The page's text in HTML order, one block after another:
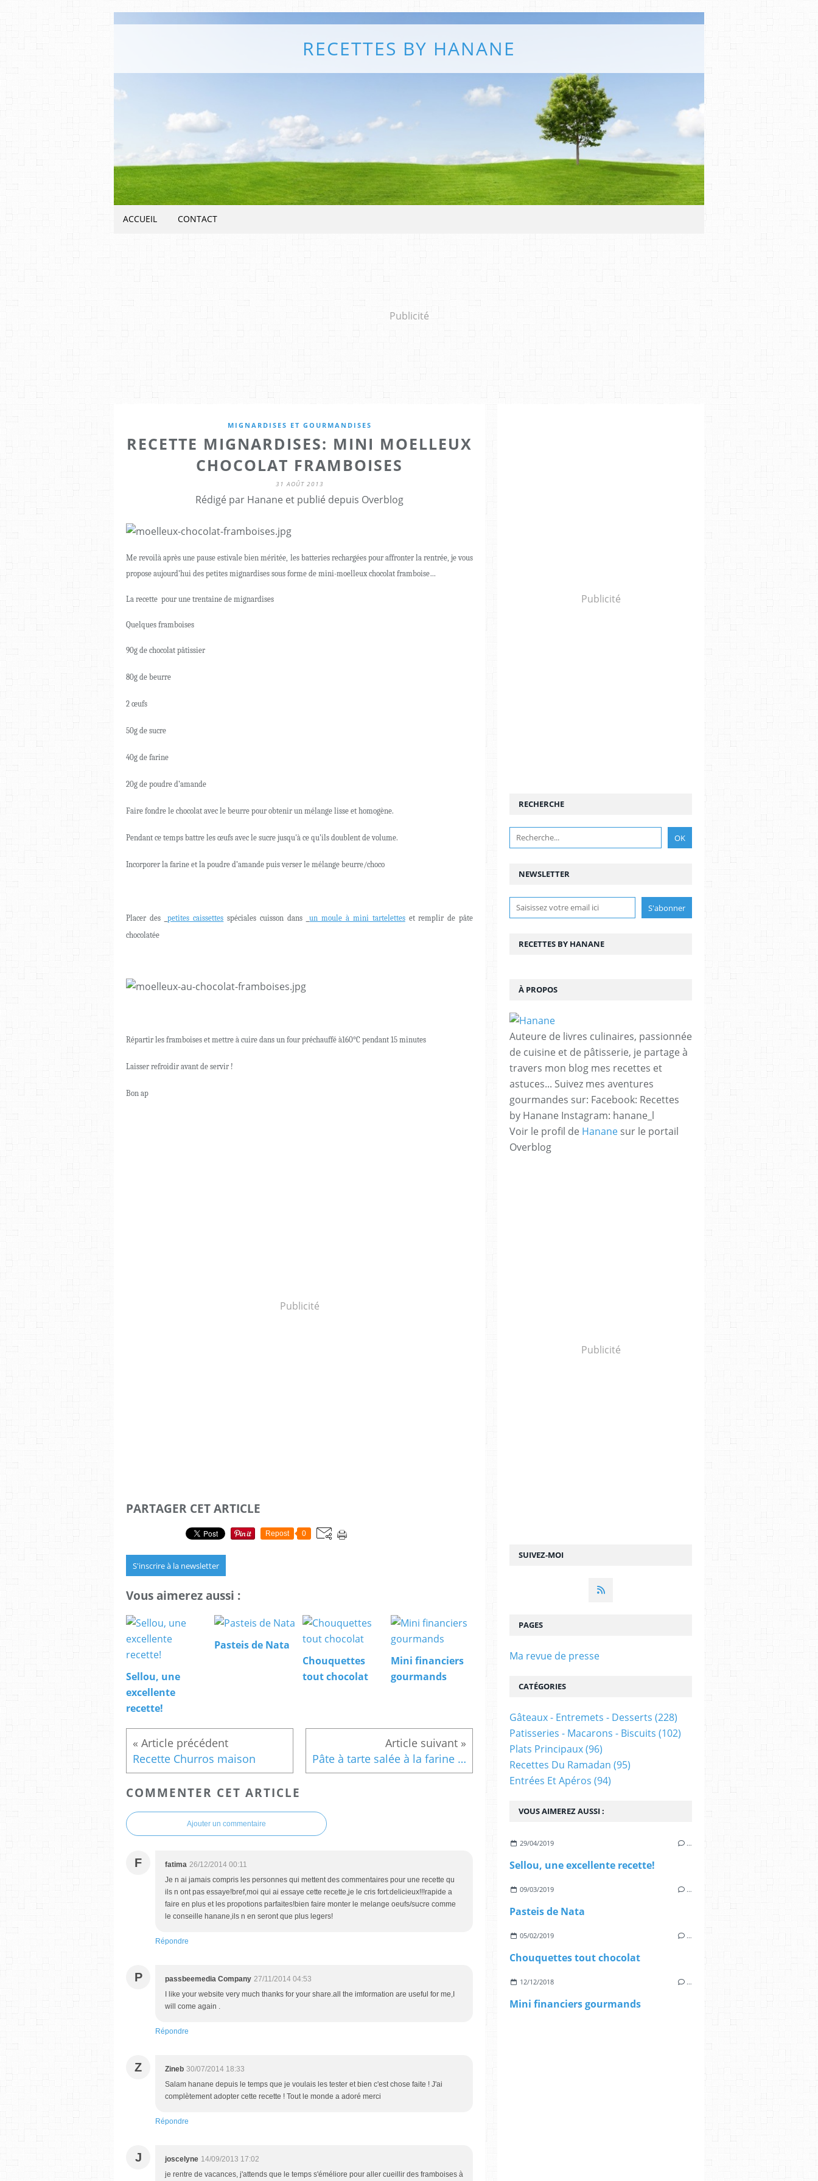
RECETTES BY HANANE
ACCUEIL CONTACT
Publicité
MIGNARDISES ET GOURMANDISES
RECETTE MIGNARDISES: MINI MOELLEUX
CHOCOLAT FRAMBOISES
31 AOÛT 2013
Rédigé par Hanane et publié depuis Overblog
Me revoilà après une pause estivale bien méritée, les batteries rechargées pour affronter la rentrée, je vous
propose aujourd’hui des petites mignardises sous forme de mini-moelleux chocolat framboise…
La recette pour une trentaine de mignardises
Quelques framboises
90g de chocolat pâtissier
80g de beurre
2 œufs
50g de sucre
40g de farine
20g de poudre d’amande
Faire fondre le chocolat avec le beurre pour obtenir un mélange lisse et homogène.
Pendant ce temps battre les œufs avec le sucre jusqu'à ce qu’ils doublent de volume.
Incorporer la farine et la poudre d’amande puis verser le mélange beurre/choco
Placer des petites caissettes spéciales cuisson dans un moule à mini tarteletteset remplir de pâte
chocolatée
Répartir les framboises et mettre à cuire dans un four préchauffé à160°C pendant 15 minutes
Laisser refroidir avant de servir !
Bon ap
Publicité
PARTAGER CET ARTICLE
Repost 0
S'inscrire à la newsletter
Vous aimerez aussi :
Sellou, une
excellente
recette!
Pasteis de Nata
Chouquettes
tout chocolat
Mini financiers
gourmands
Recette Churros maison Pâte à tarte salée à la farine semi complète
COMMENTER CET ARTICLE
Ajouter un commentaire
F fatima 26/12/2014 00:11
Je n ai jamais compris les personnes qui mettent des commentaires pour une recette qu
ils n ont pas essaye!bref,moi qui ai essaye cette recette,je le cris fort:delicieux!!!rapide a
faire en plus et les propotions parfaites!bien faire monter le melange oeufs/sucre comme
le conseille hanane,ils n en seront que plus legers!
Répondre
P passbeemedia Company 27/11/2014 04:53
I like your website very much thanks for your share.all the imformation are useful for me,I
will come again .
Répondre
Z Zineb 30/07/2014 18:33
Salam hanane depuis le temps que je voulais les tester et bien c'est chose faite ! J'ai
complètement adopter cette recette ! Tout le monde a adoré merci
Répondre
J joscelyne 14/09/2013 17:02
je rentre de vacances, j'attends que le temps s'éméliore pour aller cueillir des framboises à
Publicité
NEWSLETTER
SUIVEZ-MOI
RECHERCHE
RECETTES BY HANANE
À PROPOS
Auteure de livres culinaires, passionnée
de cuisine et de pâtisserie, je partage à
travers mon blog mes recettes et
astuces... Suivez mes aventures
gourmandes sur: Facebook: Recettes
by Hanane Instagram: hanane_l
Voir le profil de Hanane sur le portail
Overblog
Publicité
VOUS AIMEREZ AUSSI :
29/04/2019 …
Sellou, une excellente recette!
09/03/2019 …
Pasteis de Nata
05/02/2019 …
Chouquettes tout chocolat
12/12/2018 …
Mini financiers gourmands
PAGES
Ma revue de presse
CATÉGORIES
Gâteaux - Entremets - Desserts (228)
Patisseries - Macarons - Biscuits (102)
Plats Principaux(96)
Recettes Du Ramadan (95)
Entrées Et Apéros (94)